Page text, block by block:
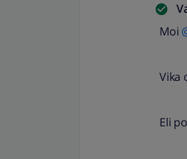
Moi
Vika
Eli